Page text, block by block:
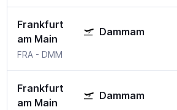
Frankfurt
am Main
Dammam
FRA- DMM
Frankfurt
am Main
Dammam